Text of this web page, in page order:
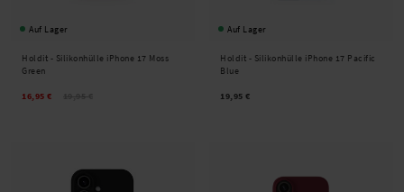
Auf Lager
Holdit - Silikonhülle iPhone 17 Moss
Green
16,95 €
Auf Lager
Holdit - Silikonhülle iPhone 17 Pacific
Blue
19,95 €